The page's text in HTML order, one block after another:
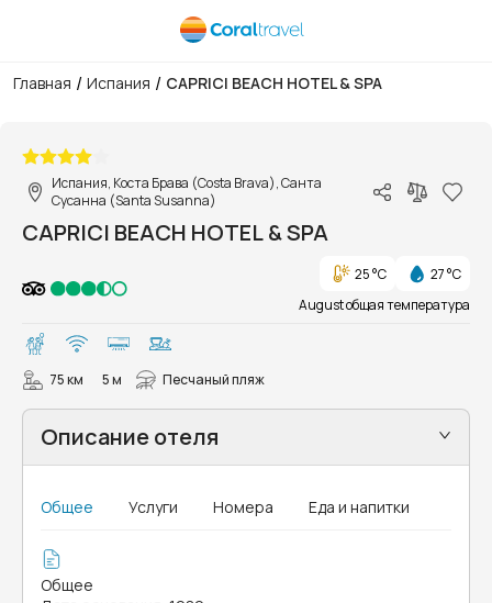
Главная / Испания / CAPRICI BEACH HOTEL & SPA
Испания, Коста Брава (Costa Brava), Санта
Сусанна (Santa Susanna)
CAPRICI BEACH HOTEL & SPA
25 °C
27 °C
August общая температура
75 км 5 м Песчаный пляж
Описание отеля
Общее Услуги Номера Еда и напитки
Общее